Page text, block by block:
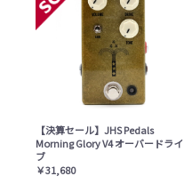
【決算セール】JHS Pedals
Morning Glory V4 オーバードライ
ブ
￥31,680